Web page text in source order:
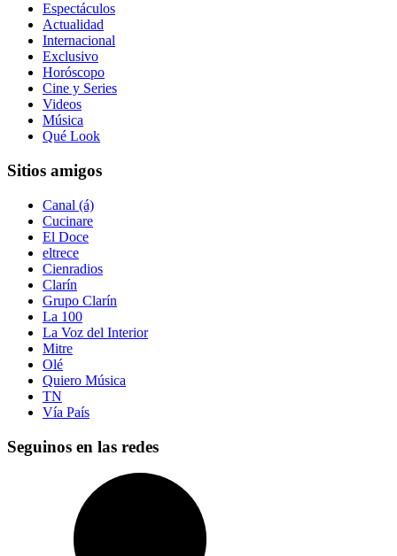
Espectáculos
Actualidad
Internacional
Exclusivo
Horóscopo
Cine y Series
Videos
Música
Qué Look
Sitios amigos
Canal (á)
Cucinare
El Doce
eltrece
Cienradios
Clarín
Grupo Clarín
La 100
La Voz del Interior
Mitre
Olé
Quiero Música
TN
Vía País
Seguinos en las redes